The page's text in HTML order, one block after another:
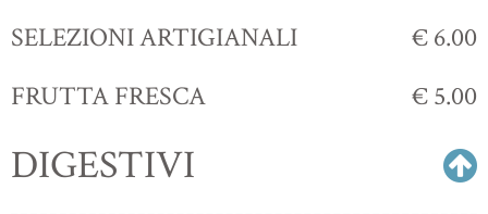
SELEZIONI ARTIGIANALI
€ 6.00
FRUTTA FRESCA
€ 5.00
DIGESTIVI